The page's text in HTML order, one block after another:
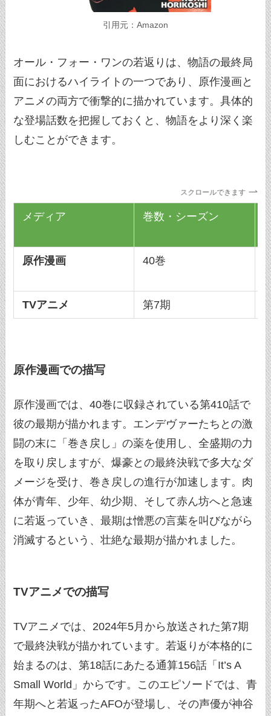
引用元：Amazon
オール・フォー・ワンの若返りは、物語の最終局
面におけるハイライトの一つであり、原作漫画と
アニメの両方で衝撃的に描かれています。具体的
な登場話数を把握しておくと、物語をより深く楽
しむことができます。
スクロールできます
メディア 巻数・シーズン
原作漫画 40巻
TVアニメ 第7期
原作漫画での描写
原作漫画では、40巻に収録されている第410話で
彼の最期が描かれます。エンデヴァーたちとの激
闘の末に「巻き戻し」の薬を使用し、全盛期の力
を取り戻しますが、爆豪との最終決戦で多大なダ
メージを受け、巻き戻しの進行が加速します。肉
体が青年、少年、幼少期、そして赤ん坊へと急速
に若返っていき、最期は憎悪の言葉を叫びながら
消滅するという、壮絶な最期が描かれました。
TVアニメでの描写
TVアニメでは、2024年5月から放送された第7期
で最終決戦が描かれています。若返りが本格的に
始まるのは、第18話にあたる通算156話「It’s A
Small World」からです。このエピソードでは、青
年期へと若返ったAFOが登場し、その声優が神谷